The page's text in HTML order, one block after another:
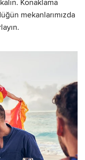
Konaklama
mekanlarımızda